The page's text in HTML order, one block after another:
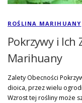
ROŚLINA MARIHUANY
Pokrzywy i Ich
Marihuany
Zalety Obecności
dioica, przez wielu
Wzrost tej rośliny może